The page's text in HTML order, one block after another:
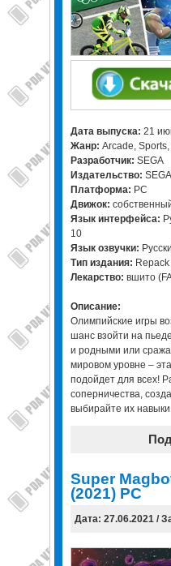
Дата выпуска: 21
Жанр: Arcade, Sports,
Разработчик: SEGA
Издательство: SEGA
Платформа: PC
Движок:
Язык интерфейса:
10
Язык озвучки:
Тип издания: Repack
Лекарство: вшито
Описание:
Олимпийские игры
шанс взойти на
и родными или
мировом уровне –
подойдет для всех!
соперничества,
выбирайте их
Super
(2021) PC
Дата: 27.06.2021 /